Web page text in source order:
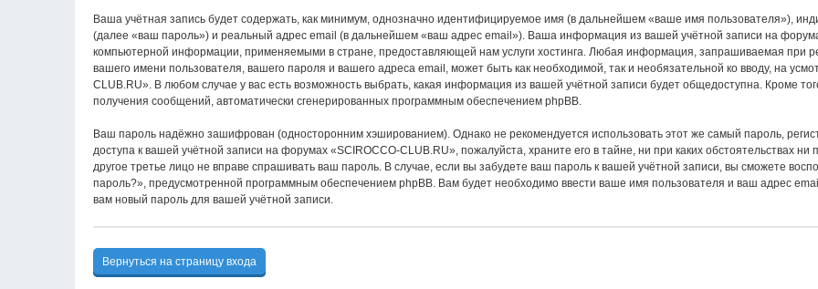
Ваша учётная запись будет содержать, как минимум, однозначно идентифицируемое имя (в дальнейшем «ваше имя пользователя»),
(далее «ваш пароль») и реальный адрес email (в дальнейшем «ваш адрес email»). Ваша информация из вашей учётной записи на
компьютерной информации, применяемыми в стране, предоставляющей нам услуги хостинга. Любая информация, запрашиваемая при
вашего имени пользователя, вашего пароля и вашего адреса email, может быть как необходимой, так и необязательной ко вводу, на
CLUB.RU». В любом случае у вас есть возможность выбрать, какая информация из вашей учётной записи будет общедоступна. Кроме
получения сообщений, автоматически сгенерированных программным обеспечением phpBB.
Ваш пароль надёжно зашифрован (односторонним хэшированием). Однако не рекомендуется использовать этот же самый пароль,
доступа к вашей учётной записи на форумах «SCIROCCO-CLUB.RU», пожалуйста, храните его в тайне, ни при каких обстоятельствах
другое третье лицо не вправе спрашивать ваш пароль. В случае, если вы забудете ваш пароль к вашей учётной записи, вы сможете
пароль?», предусмотренной программным обеспечением phpBB. Вам будет необходимо ввести ваше имя пользователя и ваш адрес
вам новый пароль для вашей учётной записи.
Вернуться на страницу входа